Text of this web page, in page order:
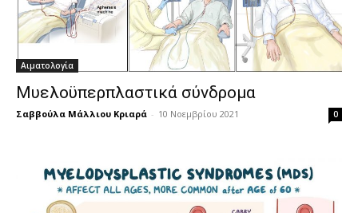
Αιματολογία
Μυελοϋπερπλαστικά σύνδρομα
Σαββούλα Μάλλιου Κριαρά - 10 Νοεμβρίου 2021 0